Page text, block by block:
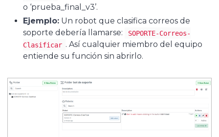
o ‘prueba_final_v3’.
Ejemplo: Un robot que clasifica correos de
soporte debería llamarse:
SOPORTE-Correos-
Clasificar . Así cualquier miembro del equipo
entiende su función sin abrirlo.